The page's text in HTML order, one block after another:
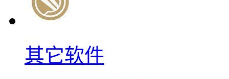
其它软件